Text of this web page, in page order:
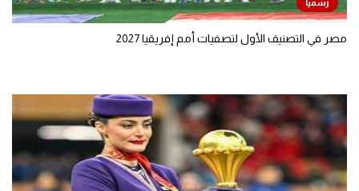
مصر في التصنيف الأول لتصفيات أمم إفريقيا 2027